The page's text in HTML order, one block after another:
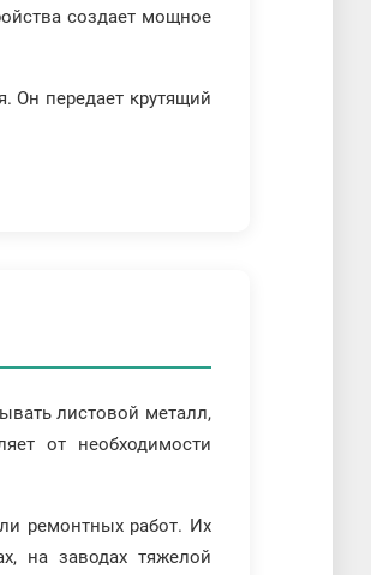
создает мощное
Он передает крутящий
листовой металл,
от необходимости
ремонтных работ. Их
на заводах тяжелой